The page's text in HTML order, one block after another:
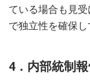
ている場合も見
で独立性を確保し
4．内部統制